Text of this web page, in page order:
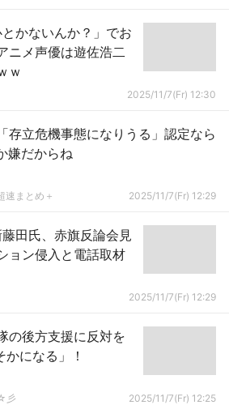
とかないんか？」でお
ニメ声優は遊佐浩二
ｗ
2025/11/7(Fr) 12:30
存立危機事態になりうる」認定なら
争とか嫌だからね
速まとめ＋ 2025/11/7(Fr) 12:29
藤田氏、赤旗反論会見
ン侵入と電話取材
2025/11/7(Fr) 12:29
の後方支援に反対を
になる」！
彡 2025/11/7(Fr) 12:25